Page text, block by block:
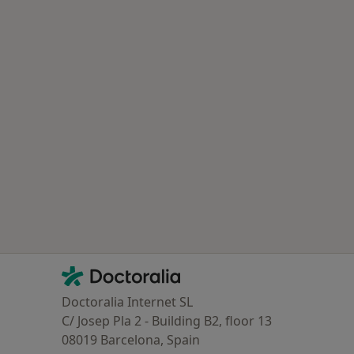
Contacto
Doctoralia - Homepage
Doctoralia Internet SL
C/ Josep Pla 2 - Building B2, floor 13
08019 Barcelona, Spain